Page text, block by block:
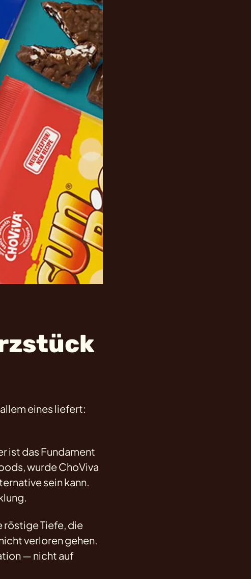
eines liefert:
ist das Fundament
wurde ChoViva
sein kann.
röstige Tiefe, die
verloren gehen.
— nicht auf